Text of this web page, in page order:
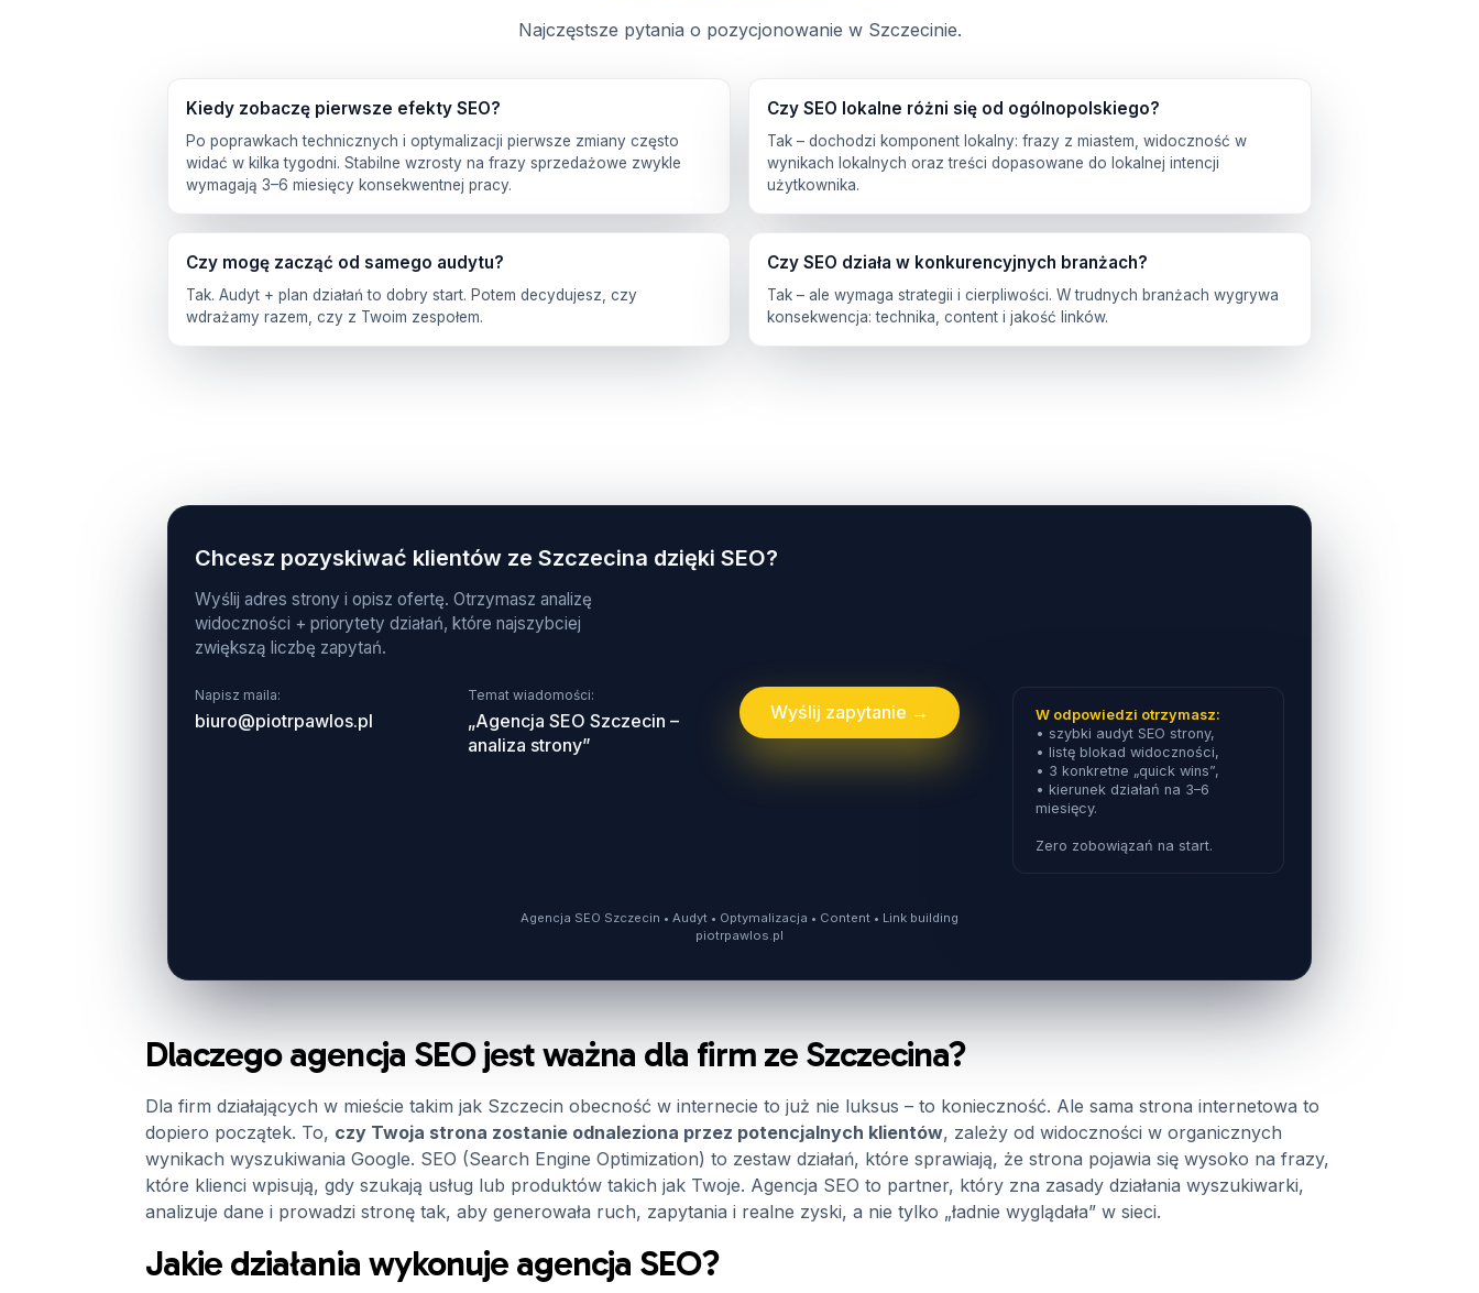
Najczęstsze pytania o pozycjonowanie w Szczecinie.
Kiedy zobaczę pierwsze efekty SEO?
Po poprawkach technicznych i optymalizacji pierwsze zmiany często
widać w kilka tygodni. Stabilne wzrosty na frazy sprzedażowe zwykle
wymagają 3–6 miesięcy konsekwentnej pracy.
Czy SEO lokalne różni się od ogólnopolskiego?
Tak – dochodzi komponent lokalny: frazy z miastem, widoczność w
wynikach lokalnych oraz treści dopasowane do lokalnej intencji
użytkownika.
Czy mogę zacząć od samego audytu?
Tak. Audyt + plan działań to dobry start. Potem decydujesz, czy
wdrażamy razem, czy z Twoim zespołem.
Czy SEO działa w konkurencyjnych branżach?
Tak – ale wymaga strategii i cierpliwości. W trudnych branżach wygrywa
konsekwencja: technika, content i jakość linków.
Chcesz pozyskiwać klientów ze Szczecina dzięki SEO?
Wyślij adres strony i opisz ofertę. Otrzymasz analizę
widoczności + priorytety działań, które najszybciej
zwiększą liczbę zapytań.
Napisz maila:
biuro@piotrpawlos.pl
Temat wiadomości:
„Agencja SEO Szczecin –
analiza strony”
Wyślij zapytanie →
W odpowiedzi otrzymasz:
• szybki audyt SEO strony,
• listę blokad widoczności,
• 3 konkretne „quick wins”,
• kierunek działań na 3–6
miesięcy.
Zero zobowiązań na start.
Agencja SEO Szczecin • Audyt • Optymalizacja • Content • Link building
piotrpawlos.pl
Dlaczego agencja SEO jest ważna dla firm ze Szczecina?
Dla firm działających w mieście takim jak Szczecin obecność w internecie to już nie luksus – to konieczność. Ale sama strona internetowa to
dopiero początek. To, czy Twoja strona zostanie odnaleziona przez potencjalnych klientów, zależy od widoczności w organicznych
wynikach wyszukiwania Google. SEO (Search Engine Optimization) to zestaw działań, które sprawiają, że strona pojawia się wysoko na frazy,
które klienci wpisują, gdy szukają usług lub produktów takich jak Twoje. Agencja SEO to partner, który zna zasady działania wyszukiwarki,
analizuje dane i prowadzi stronę tak, aby generowała ruch, zapytania i realne zyski, a nie tylko „ładnie wyglądała” w sieci.
Jakie działania wykonuje agencja SEO?